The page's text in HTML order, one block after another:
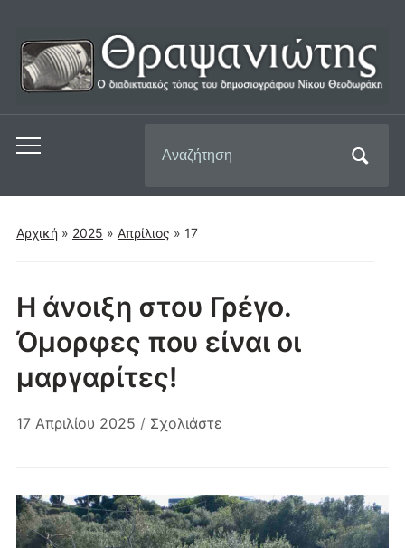
Εναλλαγή
μενού
για
για:
Αρχική » 2025 » Απρίλιος » 17
Η άνοιξη στου Γρέγο.
Όμορφες που είναι οι
μαργαρίτες!
17 Απριλίου 2025 / Σχολιάστε